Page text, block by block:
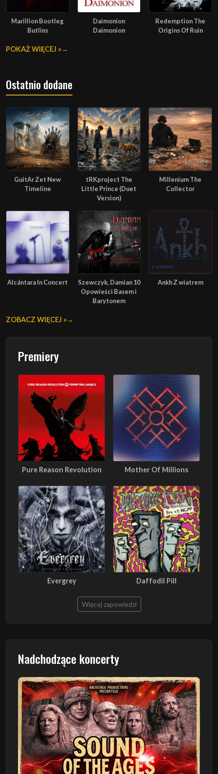
Marillion Bootleg
Butlins
Daimonion
Daimonion
Redemption The
Origins Of Ruin
POKAŻ WIĘCEJ »
Ostatnio dodane
GuitAr Zet New
Timeline
tRKproject The
Little Prince (Duet
Version)
Millenium The
Collector
Alcántara In Concert
Szewczyk, Damian 10
Opowieści Basem i
Barytonem
Ankh Z wiatrem
ZOBACZ WIĘCEJ »
Premiery
Pure Reason Revolution Mother Of Millions
Evergrey Daffodil Pill
Więcej zapowiedzi
Nadchodzące koncerty